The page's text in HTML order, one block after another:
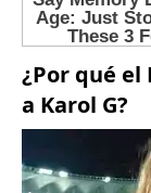
¿Por qué
a Karol G?